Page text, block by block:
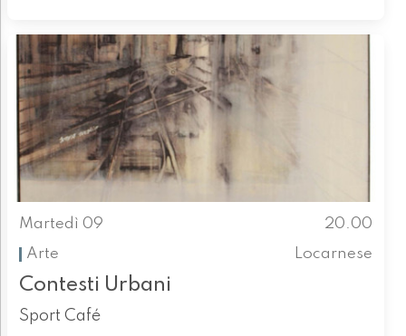
Martedì 09
20.00
Arte
Locarnese
Contesti Urbani
Sport Café